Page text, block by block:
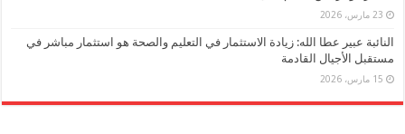
23 مارس، 2026
النائبة عبير عطا الله: زيادة الاستثمار في التعليم والصحة هو استثمار مباشر في
مستقبل الأجيال القادمة
15 مارس، 2026